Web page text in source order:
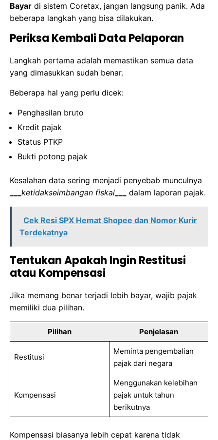
Bayar di sistem Coretax, jangan langsung panik. Ada
beberapa langkah yang bisa dilakukan.
Periksa Kembali Data Pelaporan
Langkah pertama adalah memastikan semua data
yang dimasukkan sudah benar.
Beberapa hal yang perlu dicek:
Penghasilan bruto
Kredit pajak
Status PTKP
Bukti potong pajak
Kesalahan data sering menjadi penyebab munculnya
ketidakseimbangan fiskal dalam laporan pajak.
Cek Resi SPX Hemat Shopee dan Nomor Kurir
Terdekatnya
Tentukan Apakah Ingin Restitusi
atau Kompensasi
Jika memang benar terjadi lebih bayar, wajib pajak
memiliki dua pilihan.
Pilihan Penjelasan
Restitusi
Meminta pengembalian
pajak dari negara
Kompensasi
Menggunakan kelebihan
pajak untuk tahun
berikutnya
Kompensasi biasanya lebih cepat karena tidak